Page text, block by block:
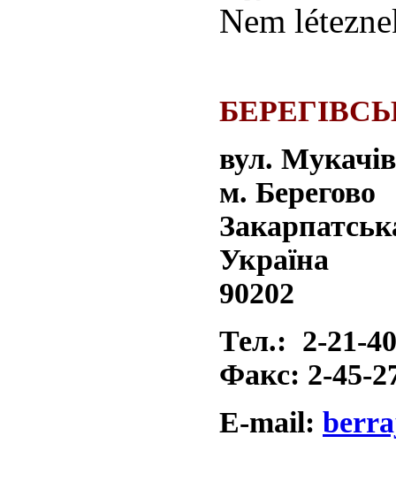
Nem
вул.
м. Берегово
Україна
90202
Тел.: 2-21-40
Факс: 2-45-
Е-mail: